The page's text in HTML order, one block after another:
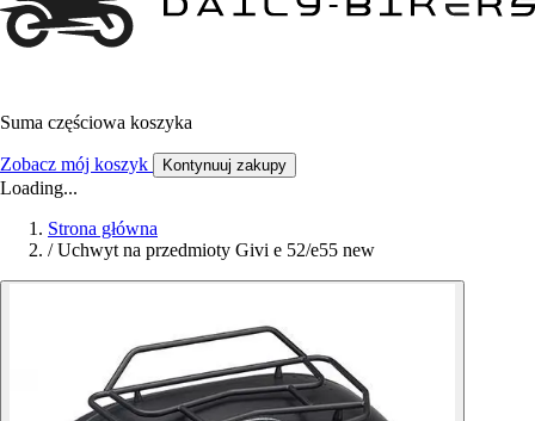
Suma częściowa koszyka
Zobacz mój koszyk Kontynuuj zakupy
Loading...
Strona główna
/ Uchwyt na przedmioty Givi e 52/e55 new